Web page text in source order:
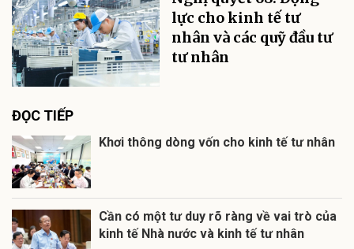
lực cho kinh tế tư
nhân và các quỹ đầu tư
tư nhân
ĐỌC TIẾP
Khơi thông dòng vốn cho kinh tế tư nhân
Cần có một tư duy rõ ràng về vai trò của
kinh tế Nhà nước và kinh tế tư nhân